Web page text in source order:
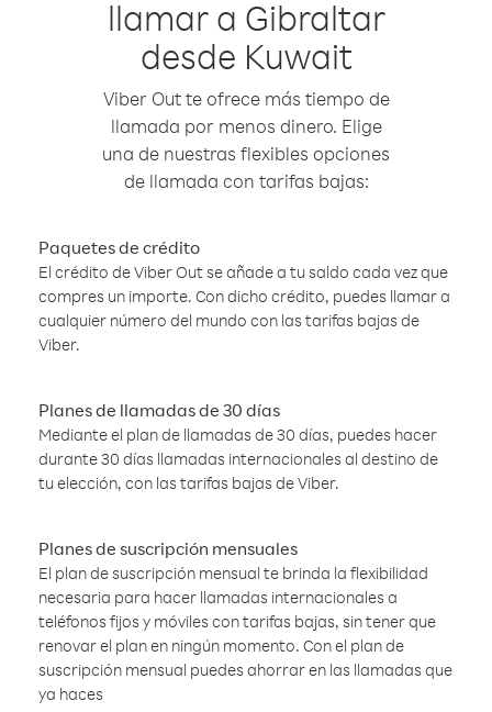
llamar a Gibraltar
desde Kuwait
Viber Out te ofrece más tiempo de
llamada por menos dinero. Elige
una de nuestras flexibles opciones
de llamada con tarifas bajas:
Paquetes de crédito
El crédito de Viber Out se añade a tu saldo cada vez que
compres un importe. Con dicho crédito, puedes llamar a
cualquier número del mundo con las tarifas bajas de
Viber.
Planes de llamadas de 30 días
Mediante el plan de llamadas de 30 días, puedes hacer
durante 30 días llamadas internacionales al destino de
tu elección, con las tarifas bajas de Viber.
Planes de suscripción mensuales
El plan de suscripción mensual te brinda la flexibilidad
necesaria para hacer llamadas internacionales a
teléfonos fijos y móviles con tarifas bajas, sin tener que
renovar el plan en ningún momento. Con el plan de
suscripción mensual puedes ahorrar en las llamadas que
ya haces